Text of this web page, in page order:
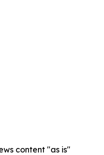
content "as is"